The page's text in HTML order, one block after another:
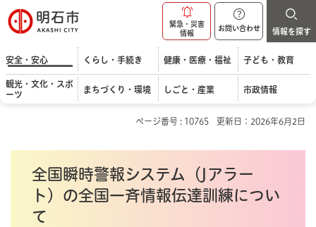
明石市
緊急・災害
情報
お問い合わせ 情報を探す
安全・安心 くらし・手続き 健康・医療・福祉 子ども・教育
観光・文化・スポ
ーツ
まちづくり・環境 しごと・産業 市政情報
ページ番号 : 10765 更新日：2026年6月2日
全国瞬時警報システム（Jアラー
ト）の全国一斉情報伝達訓練につい
て